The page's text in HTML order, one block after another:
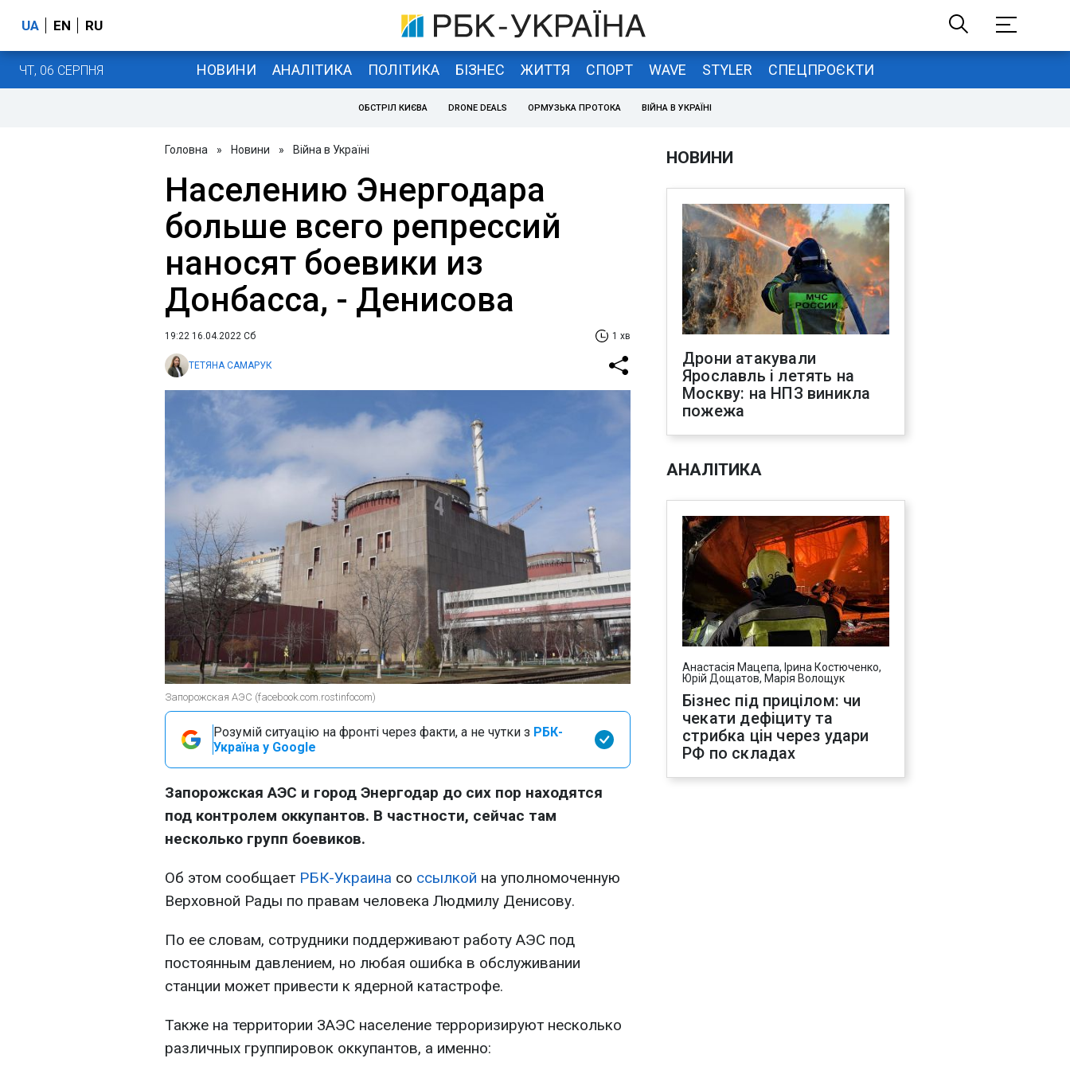
UA EN RU
ЧТ, 06 СЕРПНЯ НОВИНИ АНАЛІТИКА ПОЛІТИКА БІЗНЕС ЖИТТЯ СПОРТ WAVE STYLER СПЕЦПРОЄКТИ
ОБСТРІЛ КИЄВА DRONE DEALS ОРМУЗЬКА ПРОТОКА ВІЙНА В УКРАЇНІ
Головна » Новини » Війна в Україні
Населению Энергодара
больше всего репрессий
наносят боевики из
Донбасса, - Денисова
19:22 16.04.2022 Сб 1 хв
ТЕТЯНА САМАРУК
Запорожская АЭС (facebook.com.rostinfocom)
Розумій ситуацію на фронті через факти, а не чутки з РБК-
Україна у Google
Запорожская АЭС и город Энергодар до сих пор находятся
под контролем оккупантов. В частности, сейчас там
несколько групп боевиков.
Об этом сообщает РБК-Украина со ссылкой на уполномоченную
Верховной Рады по правам человека Людмилу Денисову.
По ее словам, сотрудники поддерживают работу АЭС под
постоянным давлением, но любая ошибка в обслуживании
станции может привести к ядерной катастрофе.
Также на территории ЗАЭС население терроризируют несколько
различных группировок оккупантов, а именно:
НОВИНИ
Дрони атакували
Ярославль і летять на
Москву: на НПЗ виникла
пожежа
АНАЛІТИКА
Анастасія Мацепа, Ірина Костюченко,
Юрій Дощатов, Марія Волощук
Бізнес під прицілом: чи
чекати дефіциту та
стрибка цін через удари
РФ по складах